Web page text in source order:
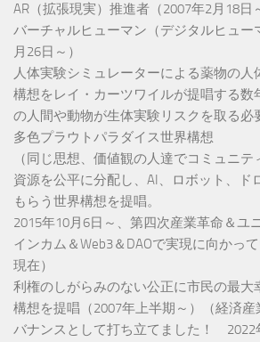
AR（拡張現実）推進者（2007年2月18日
バーチャルヒューマン（デジタルヒュー
月26日～）
人体実験シミュレーターによる薬物の人
構想をレイ・カーツワイルが提唱する数
の人間や動物が生体実験リスクを取る必
多色プラウトパラダイス世界構想
（同じ思想、価値観の人達でコミュニテ
資源を公平に分配し、AI、ロボット、ド
もらう世界構想を提唱。
2015年10月6日～、第四次産業革命＆ユ
インカム＆Web3＆DAOで実現に向かっ
現在）
利権のしがらみのない公正に市民の最大
構想を提唱（2007年上半期～）（経済
バナンスとして打ち立てました！ 2022